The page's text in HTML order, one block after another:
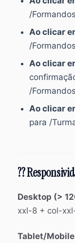
/
Ao clicar
/
Ao clicar
/
Ao clicar
para /
??
Desktop (>
xxl-8 + col-
Tablet/